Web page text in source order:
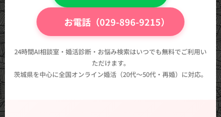
📞 お電話（029-896-9215）
24時間AI相談室・婚活診断・お悩み検索はいつでも無料でご利用い
ただけます。
茨城県を中心に全国オンライン婚活（20代〜50代・再婚）に対応。